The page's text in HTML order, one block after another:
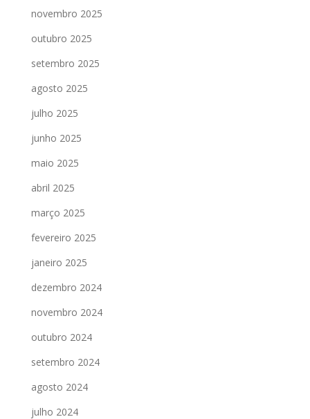
novembro 2025
outubro 2025
setembro 2025
agosto 2025
julho 2025
junho 2025
maio 2025
abril 2025
março 2025
fevereiro 2025
janeiro 2025
dezembro 2024
novembro 2024
outubro 2024
setembro 2024
agosto 2024
julho 2024